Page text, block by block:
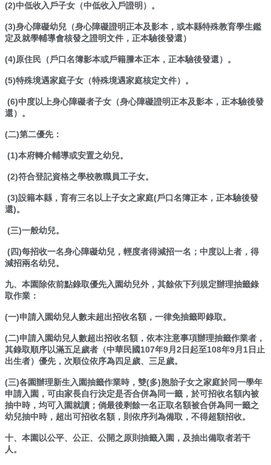
回
頁
網
站
導
雲
林
縣
教
網
114
年
全
國
運
動
在
雲
林
網
站
資
料
開
放
宣
隱
(2)中低收入戶子女（中低收入戶證明）。
(3)身心障礙幼兒（身心障礙證明正本及影本，或本縣特殊教育學生鑑
定及就學輔導會核發之證明文件，正本驗後發還）
(4)原住民（戶口名簿影本或戶籍謄本正本，正本驗後發還）。
(5)特殊境遇家庭子女（特殊境遇家庭核定文件）。
(6)中度以上身心障礙者子女（身心障礙證明正本及影本，正本驗後發
還）。
(二)第二優先：
(1)本府轉介輔導或安置之幼兒。
(2)符合登記資格之學校教職員工子女。
(3)設籍本縣，育有三名以上子女之家庭(戶口名簿正本，正本驗後發
還)。
(三)一般幼兒。
(四)每招收一名身心障礙幼兒，輕度者得減招一名；中度以上者，得
減招兩名幼兒。
九、本園除依前點錄取優先入園幼兒外，其餘依下列規定辦理抽籤錄
取作業：
(一)申請入園幼兒人數未超出招收名額，一律免抽籤即錄取。
(二)申請入園幼兒人數超出招收名額，依本注意事項辦理抽籤作業者，
其錄取順序以滿五足歲者（中華民國107年9月2日起至108年9月1日止
出生者）優先，次順位依序為四足歲、三足歲。
(三)各園辦理新生入園抽籤作業時，雙(多)胞胎子女之家庭於同一學年
申請入園，可由家長自行決定是否合併為同一籤，於可招收名額內被
抽中時，均可入園就讀；倘最後剩餘一名正取名額被合併為同一籤之
幼兒抽中時，超出可招收名額，則依序列為備取，不得超額招收。
十、本園以公平、公正、公開之原則抽籤入園，及抽出備取者若干
人。